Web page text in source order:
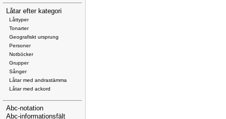
Låtar efter kategori
Låttyper
Tonarter
Geografiskt ursprung
Personer
Notböcker
Grupper
Sånger
Låtar med andrastämma
Låtar med ackord
Abc-notation
Abc-informationsfält